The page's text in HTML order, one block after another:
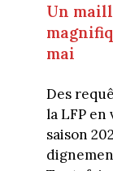
Un
mai
Des
la LFP
saison